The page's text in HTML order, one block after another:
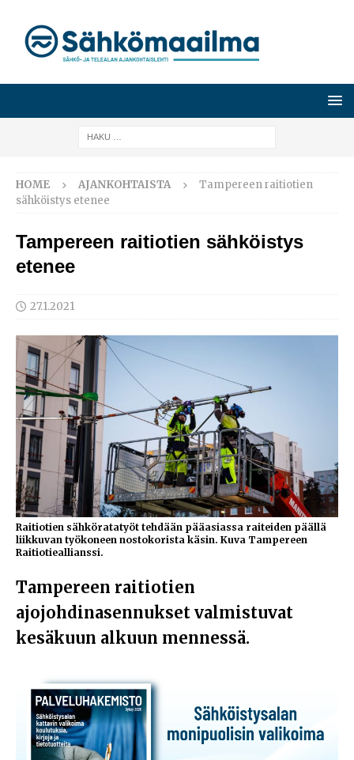
HOME AJANKOHTAISTA
Tampereen raitiotien
sähköistys etenee
Tampereen raitiotien sähköistys
etenee
27.1.2021
Raitiotien sähköratatyöt tehdään pääasiassa raiteiden päällä
liikkuvan työkoneen nostokorista käsin. Kuva Tampereen
Raitiotieallianssi.
Tampereen raitiotien
ajojohdinasennukset valmistuvat
kesäkuun alkuun mennessä.